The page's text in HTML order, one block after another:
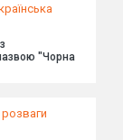
"Чорна